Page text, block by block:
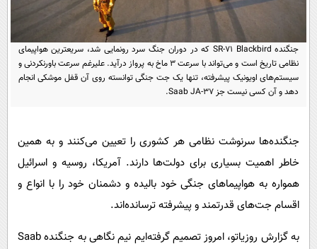
مجله تصویری سلاح
ورزش
سیاست
سرگرمی
حوادث
محیط زیست
سلامت
فرهنگی
خواندنی ها و دیدنی ها
داستان کوتاه
پیامک
دانلود
آموزش زبان
جنگنده SR-۷۱ Blackbird که در دوران جنگ سرد رونمایی شد، سریعترین هواپیمای
نظامی تاریخ است و می‌تواند با سرعت ۳ ماخ به پرواز درآید. علیرغم سرعت باورنکردنی و
سیستم‌های اویونیک پیشرفته، تنها یک جت جنگی توانسته روی آن قفل موشکی انجام
دهد و آن کسی نیست جز Saab JA-۳۷.
جنگنده‌ها سرنوشت نظامی هر کشوری را تعیین می‌کنند و به همین
خاطر اهمیت بسیاری برای دولت‌ها دارند. آمریکا، روسیه و اسرائیل
همواره به هواپیماهای جنگی خود بالیده و دشمنان خود را با انواع و
اقسام جت‌های قدرتمند و پیشرفته ترسانده‌اند.
به گزارش روزیاتو، امروز تصمیم گرفته‌ایم نیم نگاهی به جنگنده Saab